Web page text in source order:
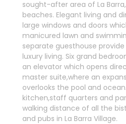
sought-after area of La
beaches. Elegant living and
large windows and doors
manicured lawn and
separate guesthouse
luxury living. Six grand
an elevator which opens
master suite,where an
overlooks the pool and
kitchen,staff quarters and
walking distance of all the
and pubs in La Barra Village.